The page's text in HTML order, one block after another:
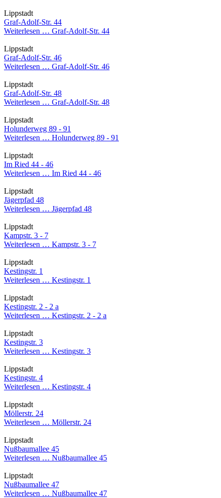
Lippstadt
Graf-Adolf-Str. 44
Weiterlesen … Graf-Adolf-Str. 44
Lippstadt
Graf-Adolf-Str. 46
Weiterlesen … Graf-Adolf-Str. 46
Lippstadt
Graf-Adolf-Str. 48
Weiterlesen … Graf-Adolf-Str. 48
Lippstadt
Holunderweg 89 - 91
Weiterlesen … Holunderweg 89 - 91
Lippstadt
Im Ried 44 - 46
Weiterlesen … Im Ried 44 - 46
Lippstadt
Jägerpfad 48
Weiterlesen … Jägerpfad 48
Lippstadt
Kampstr. 3 - 7
Weiterlesen … Kampstr. 3 - 7
Lippstadt
Kestingstr. 1
Weiterlesen … Kestingstr. 1
Lippstadt
Kestingstr. 2 - 2 a
Weiterlesen … Kestingstr. 2 - 2 a
Lippstadt
Kestingstr. 3
Weiterlesen … Kestingstr. 3
Lippstadt
Kestingstr. 4
Weiterlesen … Kestingstr. 4
Lippstadt
Möllerstr. 24
Weiterlesen … Möllerstr. 24
Lippstadt
Nußbaumallee 45
Weiterlesen … Nußbaumallee 45
Lippstadt
Nußbaumallee 47
Weiterlesen … Nußbaumallee 47